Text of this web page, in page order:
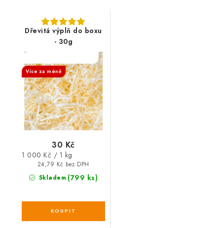
Dřevitá výplň do boxu
- 30g
Více za méně
Skladem (799 ks)
24,79 Kč bez DPH
30 Kč
Měrná
1 000 Kč / 1 kg